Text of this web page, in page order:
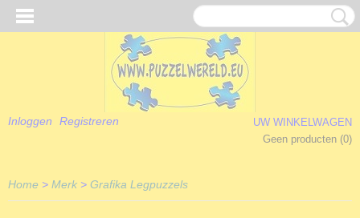
Inloggen Registreren
UW WINKELWAGEN
Geen producten (0)
Home > Merk > Grafika Legpuzzels